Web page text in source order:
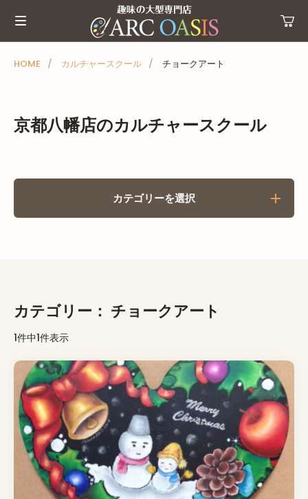
ュ
HOME カルチャースクール チョークアート
京都八幡店のカルチャースクール
カテゴリーを選択
カテゴリー： チョークアート
1件中1件表示